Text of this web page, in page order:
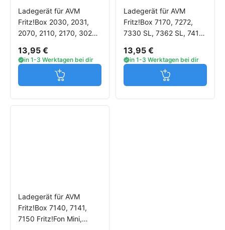
Ladegerät für AVM
Fritz!Box 2030, 2031,
2070, 2110, 2170, 3020,
3130, 3131, 3170
13,95 €
in 1-3 Werktagen bei dir
Jetzt in den Warenkorb
Ladegerät für AVM
Fritz!Box 7170, 7272,
7330 SL, 7362 SL, 7412,
13,95 €
in 1-3 Werktagen bei dir
Jetzt in den
Ladegerät für AVM
Fritz!Box 7140, 7141,
7150 Fritz!Fon Mini,